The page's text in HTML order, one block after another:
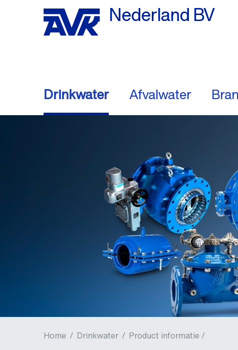
Nederland BV
Drinkwater Afvalwater
Home / Drinkwater / Product informatie /